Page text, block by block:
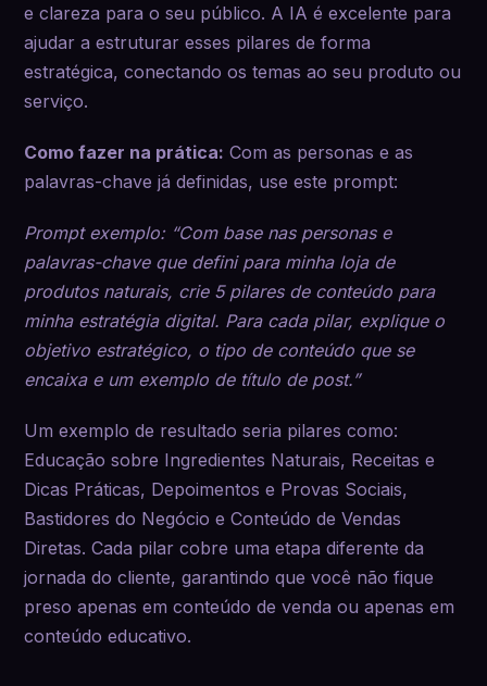
e clareza para o seu público. A IA é excelente para
ajudar a estruturar esses pilares de forma
estratégica, conectando os temas ao seu produto ou
serviço.
Como fazer na prática: Com as personas e as
palavras-chave já definidas, use este prompt:
Prompt exemplo: “Com base nas personas e
palavras-chave que defini para minha loja de
produtos naturais, crie 5 pilares de conteúdo para
minha estratégia digital. Para cada pilar, explique o
objetivo estratégico, o tipo de conteúdo que se
encaixa e um exemplo de título de post.”
Um exemplo de resultado seria pilares como:
Educação sobre Ingredientes Naturais, Receitas e
Dicas Práticas, Depoimentos e Provas Sociais,
Bastidores do Negócio e Conteúdo de Vendas
Diretas. Cada pilar cobre uma etapa diferente da
jornada do cliente, garantindo que você não fique
preso apenas em conteúdo de venda ou apenas em
conteúdo educativo.